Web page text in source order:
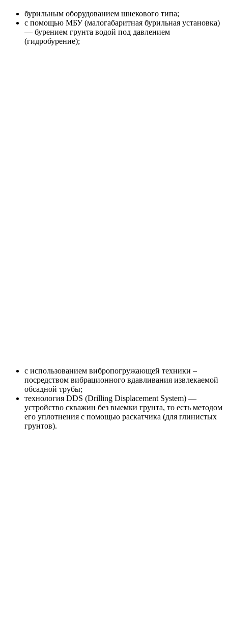
бурильным оборудованием шнекового типа;
с помощью МБУ (малогабаритная бурильная установка)
— бурением грунта водой под давлением
(гидробурение);
с использованием вибропогружающей техники –
посредством вибрационного вдавливания извлекаемой
обсадной трубы;
технология DDS (Drilling Displacement System) —
устройство скважин без выемки грунта, то есть методом
его уплотнения с помощью раскатчика (для глинистых
грунтов).